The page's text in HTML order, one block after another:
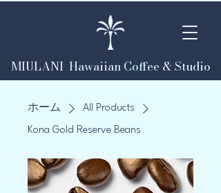
MIULANI Hawaiian Coffee & Studio
ホーム All Products
Kona Gold Reserve Beans